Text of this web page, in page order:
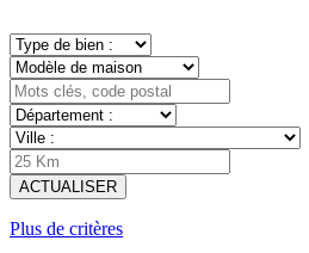
ACTUALISER
Plus de critères